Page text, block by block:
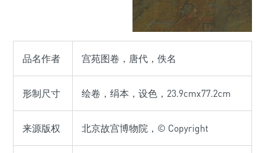
品名作者 宫苑图卷，唐代，佚名
形制尺寸 绘卷，绢本，设色，23.9cmx77.2cm
来源版权 北京故宫博物院，© Copyright